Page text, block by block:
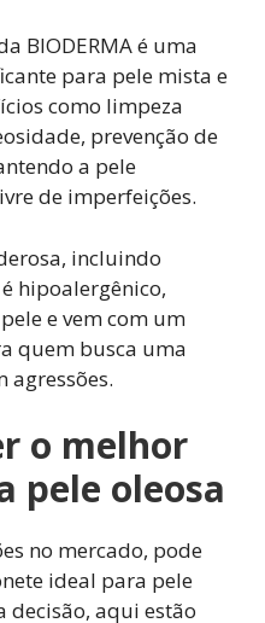
BIODERMA é uma
para pele mista e
como limpeza
prevenção de
a pele
de imperfeições.
incluindo
hipoalergênico,
e vem com um
quem busca uma
agressões.
o melhor
pele oleosa
no mercado, pode
ideal para pele
decisão, aqui estão